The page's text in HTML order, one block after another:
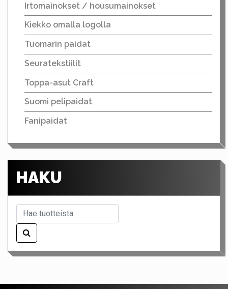
Irtomainokset / housumainokset
Kiekko omalla logolla
Tuomarin paidat
Seuratekstiilit
Toppa-asut Craft
Suomi pelipaidat
Fanipaidat
HAKU